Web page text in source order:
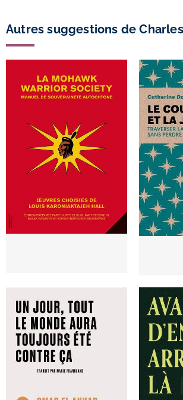
Autres suggestions de